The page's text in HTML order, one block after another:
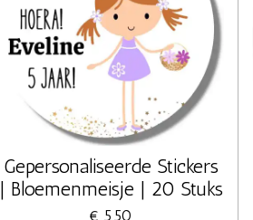
Gepersonaliseerde Stickers
| Bloemenmeisje | 20 Stuks
€ 5,50